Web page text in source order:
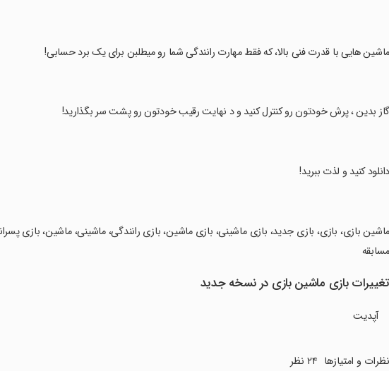
‏ماشین هایی با قدرت فنی بالا، که فقط مهارت رانندگی شما رو میطلبن برای یک برد حسابی!
‏گاز بدین ، پرش خودتون رو کنترل کنید و د نهایت رقیب خودتون رو پشت سر بگذارید!
‏دانلود کنید و لذت ببرید!
‏ماشین بازی، بازی، بازی جدید، بازی ماشینی، بازی ماشین، بازی رانندگی، ماشینی، ماشین، بازی
مسابقه
تغییرات بازی ماشین بازی در نسخه جدید
آپدیت
نظرات و امتیازها